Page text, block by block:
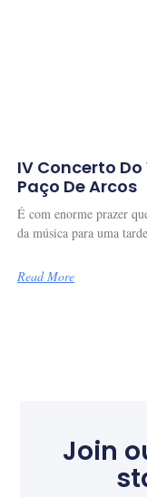
IV Concerto
Paço De Arcos
É com enorme prazer
da música para uma
Read More
Join